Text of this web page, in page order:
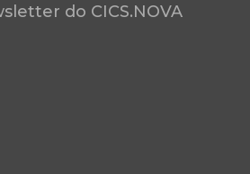
do CICS.NOVA